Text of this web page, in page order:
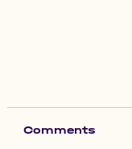
Comments